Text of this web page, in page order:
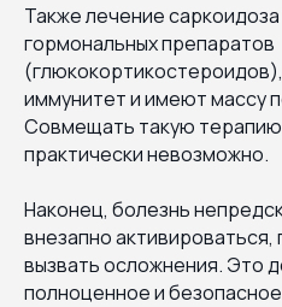
Также лечение
гормональных препаратов
иммунитет и имеют массу
Совмещать такую
практически невозможно.
Наконец, болезнь
внезапно
вызвать осложнения. Это
полноценное и